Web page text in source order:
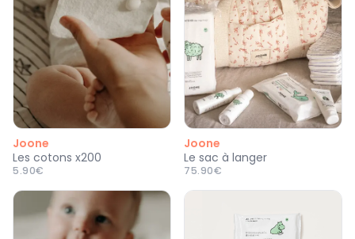
Joone
Les cotons x200
5.90€
Joone
Le sac à langer
75.90€